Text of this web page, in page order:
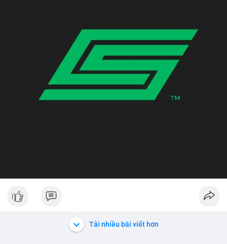
Tải nhiều bài viết hơn